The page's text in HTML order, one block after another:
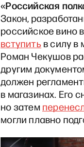
«Российская
Закон,
российское вино
вступить в силу в
Роман Чекушов
другим
должен
в магазинах. Его
но затем
могли плавно